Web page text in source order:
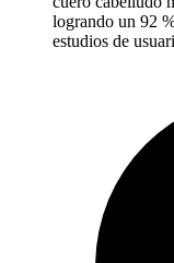
logrando un 92
estudios de